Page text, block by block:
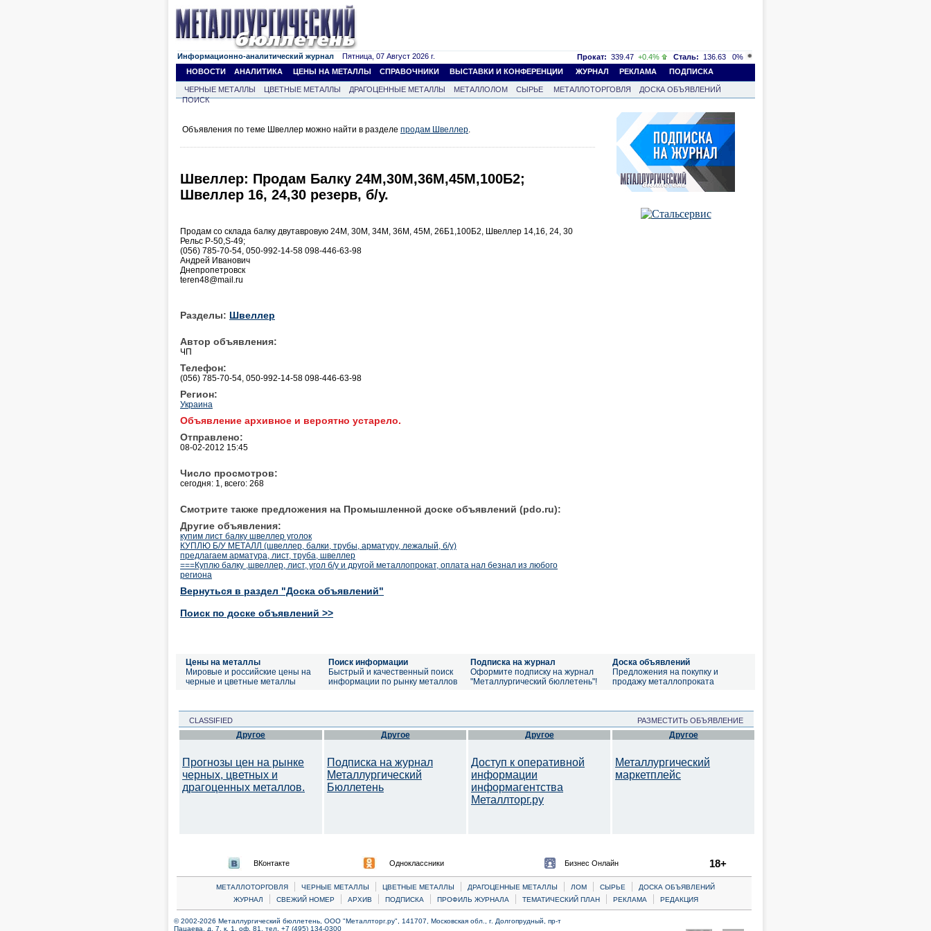
Информационно-аналитический журнал Пятница, 07 Август 2026 г. Прокат: 339.47 +0.4% Сталь: 136.63
0%
НОВОСТИ
АНАЛИТИКА ЦЕНЫ НА МЕТАЛЛЫ СПРАВОЧНИКИ ВЫСТАВКИ И КОНФЕРЕНЦИИ ЖУРНАЛ РЕКЛАМА ПОДПИСКА
ЧЕРНЫЕ МЕТАЛЛЫ ЦВЕТНЫЕ МЕТАЛЛЫ ДРАГОЦЕННЫЕ МЕТАЛЛЫ МЕТАЛЛОЛОМ СЫРЬЕ МЕТАЛЛОТОРГОВЛЯ
ДОСКА ОБЪЯВЛЕНИЙ
ПОИСК
Объявления по теме Швеллер можно найти в разделе продам Швеллер.
Швеллер: Продам Балку 24М,30М,36М,45М,100Б2;
Швеллер 16, 24,30 резерв, б/у.
Продам со склада балку двутавровую 24М, 30М, 34М, 36М, 45М, 26Б1,100Б2, Швеллер 14,16, 24, 30
Рельс Р-50,S-49;
(056) 785-70-54, 050-992-14-58 098-446-63-98
Андрей Иванович
Днепропетровск
teren48@mail.ru
Разделы: Швеллер
Автор объявления:
ЧП
Телефон:
(056) 785-70-54, 050-992-14-58 098-446-63-98
Регион:
Украина
Объявление архивное и вероятно устарело.
Отправлено:
08-02-2012 15:45
Число просмотров:
сегодня: 1, всего: 268
Смотрите также предложения на Промышленной доске объявлений (pdo.ru):
Другие объявления:
купим лист балку швеллер уголок
КУПЛЮ Б/У МЕТАЛЛ (швеллер, балки, трубы, арматуру, лежалый, б/у)
предлагаем арматура, лист, труба, швеллер
===Куплю балку ,швеллер, лист, угол б/у и другой металлопрокат, оплата нал безнал из любого
региона
Вернуться в раздел "Доска объявлений"
Поиск по доске объявлений >>
Цены на металлы
Мировые и российские цены на
черные и цветные металлы
Поиск информации
Быстрый и качественный поиск
информации по рынку металлов
Подписка на журнал
Оформите подписку на журнал
"Металлургический бюллетень"!
Доска объявлений
Предложения на покупку и
продажу металлопроката
CLASSIFIED РАЗМЕСТИТЬ ОБЪЯВЛЕНИЕ
Другое
Прогнозы цен на рынке
черных, цветных и
драгоценных металлов.
Другое
Подписка на журнал
Металлургический
Бюллетень
Другое
Доступ к оперативной
информации
информагентства
Металлторг.ру
Другое
Металлургический
маркетплейс
ВКонтакте Одноклассники Бизнес Онлайн 18+
МЕТАЛЛОТОРГОВЛЯ | ЧЕРНЫЕ МЕТАЛЛЫ | ЦВЕТНЫЕ МЕТАЛЛЫ | ДРАГОЦЕННЫЕ МЕТАЛЛЫ | ЛОМ | CЫРЬЕ |
ДОСКА ОБЪЯВЛЕНИЙ
ЖУРНАЛ
| СВЕЖИЙ НОМЕР | АРХИВ | ПОДПИСКА | ПРОФИЛЬ ЖУРНАЛА | ТЕМАТИЧЕСКИЙ ПЛАН | РЕКЛАМА | РЕДАКЦИЯ
© 2002-2026 Металлургический бюллетень, ООО "Металлторг.ру", 141707, Московская обл., г. Долгопрудный, пр-т
Пацаева, д. 7, к. 1, оф. 81, тел. +7 (495) 134-0300